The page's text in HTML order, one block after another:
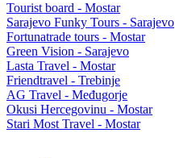
Tourist board - Mostar
Sarajevo Funky Tours - Sarajevo
Fortunatrade tours - Mostar
Green Vision - Sarajevo
Lasta Travel - Mostar
Friendtravel - Trebinje
AG Travel - Međugorje
Okusi Hercegovinu - Mostar
Stari Most Travel - Mostar